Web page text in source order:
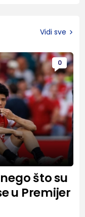
Vidi sve
0
što su
u Premijer